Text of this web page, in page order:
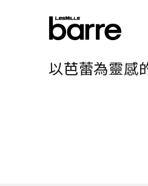
以芭蕾為靈感